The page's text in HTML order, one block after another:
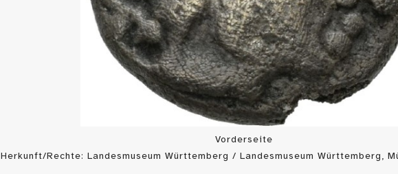
Vorderseite
Herkunft/Rechte: Landesmuseum Württemberg / Landesmuseum Württemberg,